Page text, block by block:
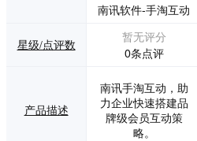
南讯软件-手淘互动
星级/点评数
暂无评分
0条点评
产品描述
南讯手淘互动，助
力企业快速搭建品
牌级会员互动策
略。